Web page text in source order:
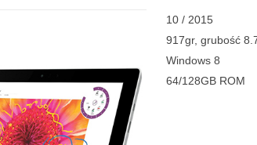
10 / 2015
917gr, grubość
Windows 8
64/128GB ROM